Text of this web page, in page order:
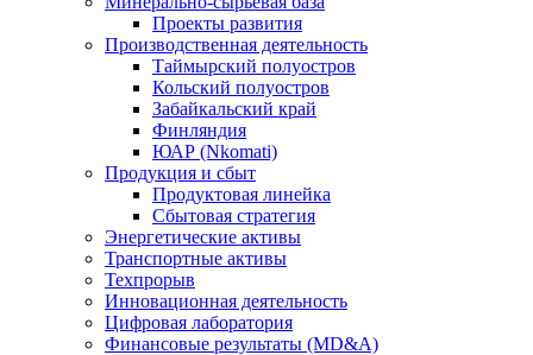
Проекты развития
Производственная деятельность
Таймырский полуостров
Кольский полуостров
Забайкальский край
Финляндия
ЮАР (Nkomati)
Продукция и сбыт
Продуктовая линейка
Сбытовая стратегия
Энергетические активы
Транспортные активы
Техпрорыв
Инновационная деятельность
Цифровая лаборатория
Финансовые результаты (MD&A)